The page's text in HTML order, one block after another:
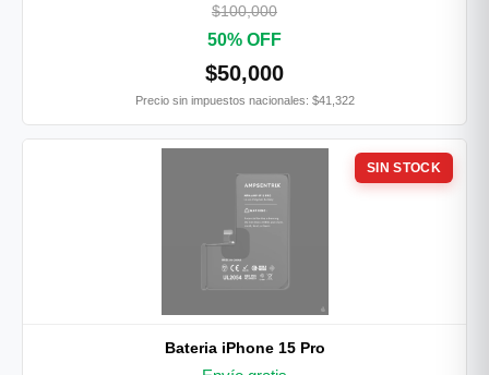
$100,000
50% OFF
$50,000
Precio sin impuestos nacionales: $41,322
SIN STOCK
Bateria iPhone 15 Pro